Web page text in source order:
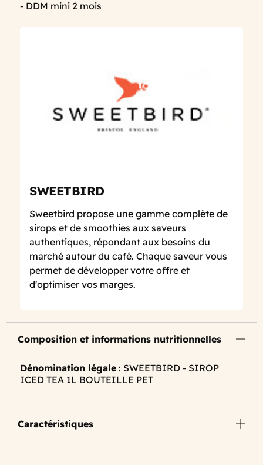
- DDM mini 2 mois
SWEETBIRD
Sweetbird propose une gamme complète de
sirops et de smoothies aux saveurs
authentiques, répondant aux besoins du
marché autour du café. Chaque saveur vous
permet de développer votre offre et
d'optimiser vos marges.
Composition et informations nutritionnelles
Dénomination légale : SWEETBIRD - SIROP
ICED TEA 1L BOUTEILLE PET
Caractéristiques